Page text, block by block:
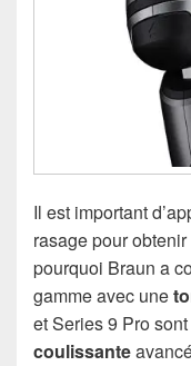
Il est important
rasage pour
pourquoi Braun a
gamme avec une
et Series 9 Pro
coulissante